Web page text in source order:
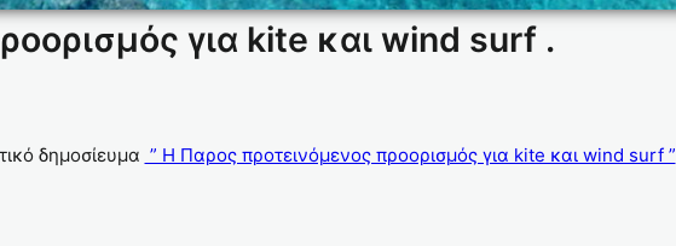
για kite και wind surf .
δημοσίευμα ” Η Παρος προτεινόμενος προορισμός για kite και wind surf ”